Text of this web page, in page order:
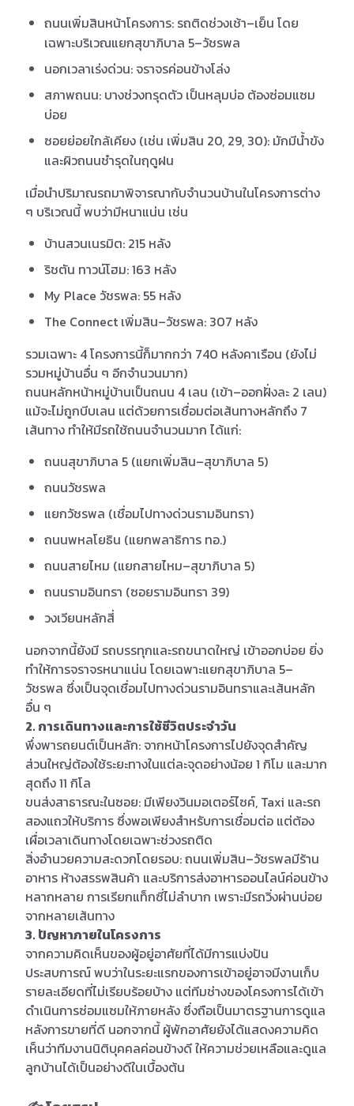
ถนนเพิ่มสินหน้าโครงการ: รถติดช่วงเช้า–เย็น โดย
เฉพาะบริเวณแยกสุขาภิบาล 5–วัชรพล
นอกเวลาเร่งด่วน: จราจรค่อนข้างโล่ง
สภาพถนน: บางช่วงทรุดตัว เป็นหลุมบ่อ ต้องซ่อมแซม
บ่อย
ซอยย่อยใกล้เคียง (เช่น เพิ่มสิน 20, 29, 30): มักมีน้ำขัง
และผิวถนนชำรุดในฤดูฝน
เมื่อนำปริมาณรถมาพิจารณากับจำนวนบ้านในโครงการต่าง
ๆ บริเวณนี้ พบว่ามีหนาแน่น เช่น
บ้านสวนเนรมิต: 215 หลัง
ริชตัน ทาวน์โฮม: 163 หลัง
My Place วัชรพล: 55 หลัง
The Connect เพิ่มสิน–วัชรพล: 307 หลัง
รวมเฉพาะ 4 โครงการนี้ก็มากกว่า 740 หลังคาเรือน (ยังไม่
รวมหมู่บ้านอื่น ๆ อีกจำนวนมาก)
ถนนหลักหน้าหมู่บ้านเป็นถนน 4 เลน (เข้า–ออกฝั่งละ 2 เลน)
แม้จะไม่ถูกบีบเลน แต่ด้วยการเชื่อมต่อเส้นทางหลักถึง 7
เส้นทาง ทำให้มีรถใช้ถนนจำนวนมาก ได้แก่:
ถนนสุขาภิบาล 5 (แยกเพิ่มสิน–สุขาภิบาล 5)
ถนนวัชรพล
แยกวัชรพล (เชื่อมไปทางด่วนรามอินทรา)
ถนนพหลโยธิน (แยกพลาธิการ ทอ.)
ถนนสายไหม (แยกสายไหม–สุขาภิบาล 5)
ถนนรามอินทรา (ซอยรามอินทรา 39)
วงเวียนหลักสี่
นอกจากนี้ยังมี รถบรรทุกและรถขนาดใหญ่ เข้าออกบ่อย ยิ่ง
ทำให้การจราจรหนาแน่น โดยเฉพาะแยกสุขาภิบาล 5–
วัชรพล ซึ่งเป็นจุดเชื่อมไปทางด่วนรามอินทราและเส้นหลัก
อื่น ๆ
2. การเดินทางและการใช้ชีวิตประจำวัน
พึ่งพารถยนต์เป็นหลัก: จากหน้าโครงการไปยังจุดสำคัญ
ส่วนใหญ่ต้องใช้ระยะทางในแต่ละจุดอย่างน้อย 1 กิโม และมาก
สุดถึง 11 กิโล
ขนส่งสาธารณะในซอย: มีเพียงวินมอเตอร์ไซค์, Taxi และรถ
สองแถวให้บริการ ซึ่งพอเพียงสำหรับการเชื่อมต่อ แต่ต้อง
เผื่อเวลาเดินทางโดยเฉพาะช่วงรถติด
สิ่งอำนวยความสะดวกโดยรอบ: ถนนเพิ่มสิน–วัชรพลมีร้าน
อาหาร ห้างสรรพสินค้า และบริการส่งอาหารออนไลน์ค่อนข้าง
หลากหลาย การเรียกแท็กซี่ไม่ลำบาก เพราะมีรถวิ่งผ่านบ่อย
จากหลายเส้นทาง
3. ปัญหาภายในโครงการ
จากความคิดเห็นของผู้อยู่อาศัยที่ได้มีการแบ่งปัน
ประสบการณ์ พบว่าในระยะแรกของการเข้าอยู่อาจมีงานเก็บ
รายละเอียดที่ไม่เรียบร้อยบ้าง แต่ทีมช่างของโครงการได้เข้า
ดำเนินการซ่อมแซมให้ภายหลัง ซึ่งถือเป็นมาตรฐานการดูแล
หลังการขายที่ดี นอกจากนี้ ผู้พักอาศัยยังได้แสดงความคิด
เห็นว่าทีมงานนิติบุคคลค่อนข้างดี ให้ความช่วยเหลือและดูแล
ลูกบ้านได้เป็นอย่างดีในเบื้องต้น